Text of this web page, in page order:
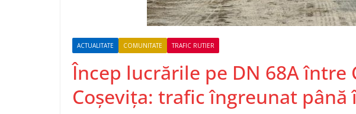
ACTUALITATE COMUNITATE TRAFIC RUTIER
Încep lucrările pe DN 68A între
Coșevița: trafic îngreunat până